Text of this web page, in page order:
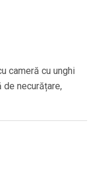
cameră cu unghi
de necurățare,